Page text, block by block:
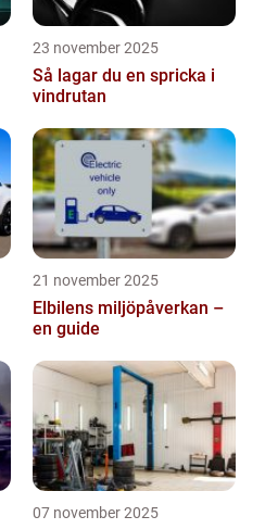
23 november 2025
Så lagar du en spricka i
vindrutan
21 november 2025
Elbilens miljöpåverkan –
en guide
07 november 2025